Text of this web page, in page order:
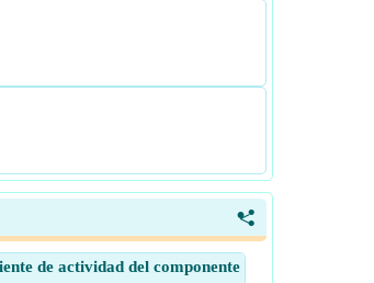
<
de actividad del componente